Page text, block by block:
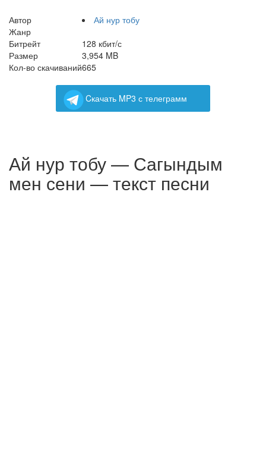
Автор
Ай нур тобу
Жанр
Битрейт
128 кбит/с
Размер
3,954 MB
Кол-во скачиваний665
Cкачать MP3 с телеграмм
Ай нур тобу — Сагындым
мен сени — текст песни